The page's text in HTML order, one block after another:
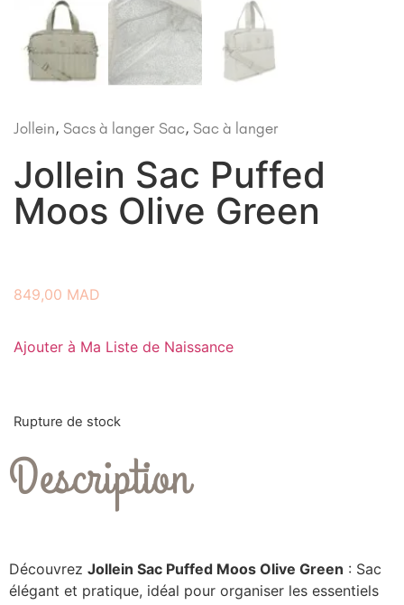
Jollein, Sacs à langer Sac, Sac à langer
Jollein Sac Puffed
Moos Olive Green
849,00 MAD
Ajouter à Ma Liste de Naissance
Rupture de stock
Description
Découvrez Jollein Sac Puffed Moos Olive Green : Sac
élégant et pratique, idéal pour organiser les essentiels